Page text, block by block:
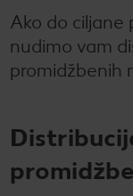
Sponzorstva i
Mogućnosti i
Naša održiva
Novosti
Ako do ciljane
nudimo vam
promidžbenih